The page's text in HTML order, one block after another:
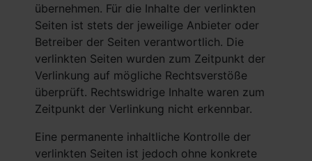
übernehmen. Für die Inhalte der verlinkten
Seiten ist stets der jeweilige Anbieter oder
Betreiber der Seiten verantwortlich. Die
verlinkten Seiten wurden zum Zeitpunkt der
Verlinkung auf mögliche Rechtsverstöße
überprüft. Rechtswidrige Inhalte waren zum
Zeitpunkt der Verlinkung nicht erkennbar.
Eine permanente inhaltliche Kontrolle der
verlinkten Seiten ist jedoch ohne konkrete